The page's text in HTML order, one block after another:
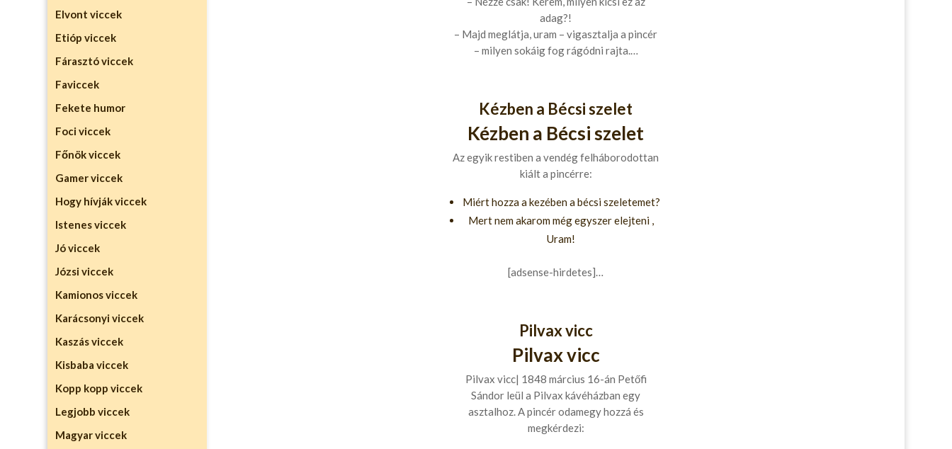
Elvont viccek
Etióp viccek
Fárasztó viccek
Faviccek
Fekete humor
Foci viccek
Főnök viccek
Gamer viccek
Hogy hívják viccek
Istenes viccek
Jó viccek
Józsi viccek
Kamionos viccek
Karácsonyi viccek
Kaszás viccek
Kisbaba viccek
Kopp kopp viccek
Legjobb viccek
Magyar viccek
adag?!
– Majd meglátja, uram – vigasztalja a pincér
– milyen sokáig fog rágódni rajta.…
Kézben a Bécsi szelet
Kézben a Bécsi szelet
Az egyik restiben a vendég felháborodottan
kiált a pincérre:
Miért hozza a kezében a bécsi szeletemet?
Mert nem akarom még egyszer elejteni ,
Uram!
[adsense-hirdetes]…
Pilvax vicc
Pilvax vicc
Pilvax vicc| 1848 március 16-án Petőfi
Sándor leül a Pilvax kávéházban egy
asztalhoz. A pincér odamegy hozzá és
megkérdezi: